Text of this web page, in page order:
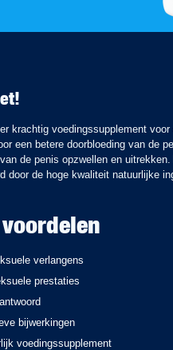
krachtig voedingssupplement
een betere doorbloeding van de
de penis opzwellen en
door de hoge kwaliteit natuurlijke
verlangens
prestaties
bijwerkingen
voedingssupplement